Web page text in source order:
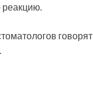
реакцию.